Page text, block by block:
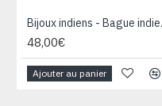
48,00€
Ajouter au panier